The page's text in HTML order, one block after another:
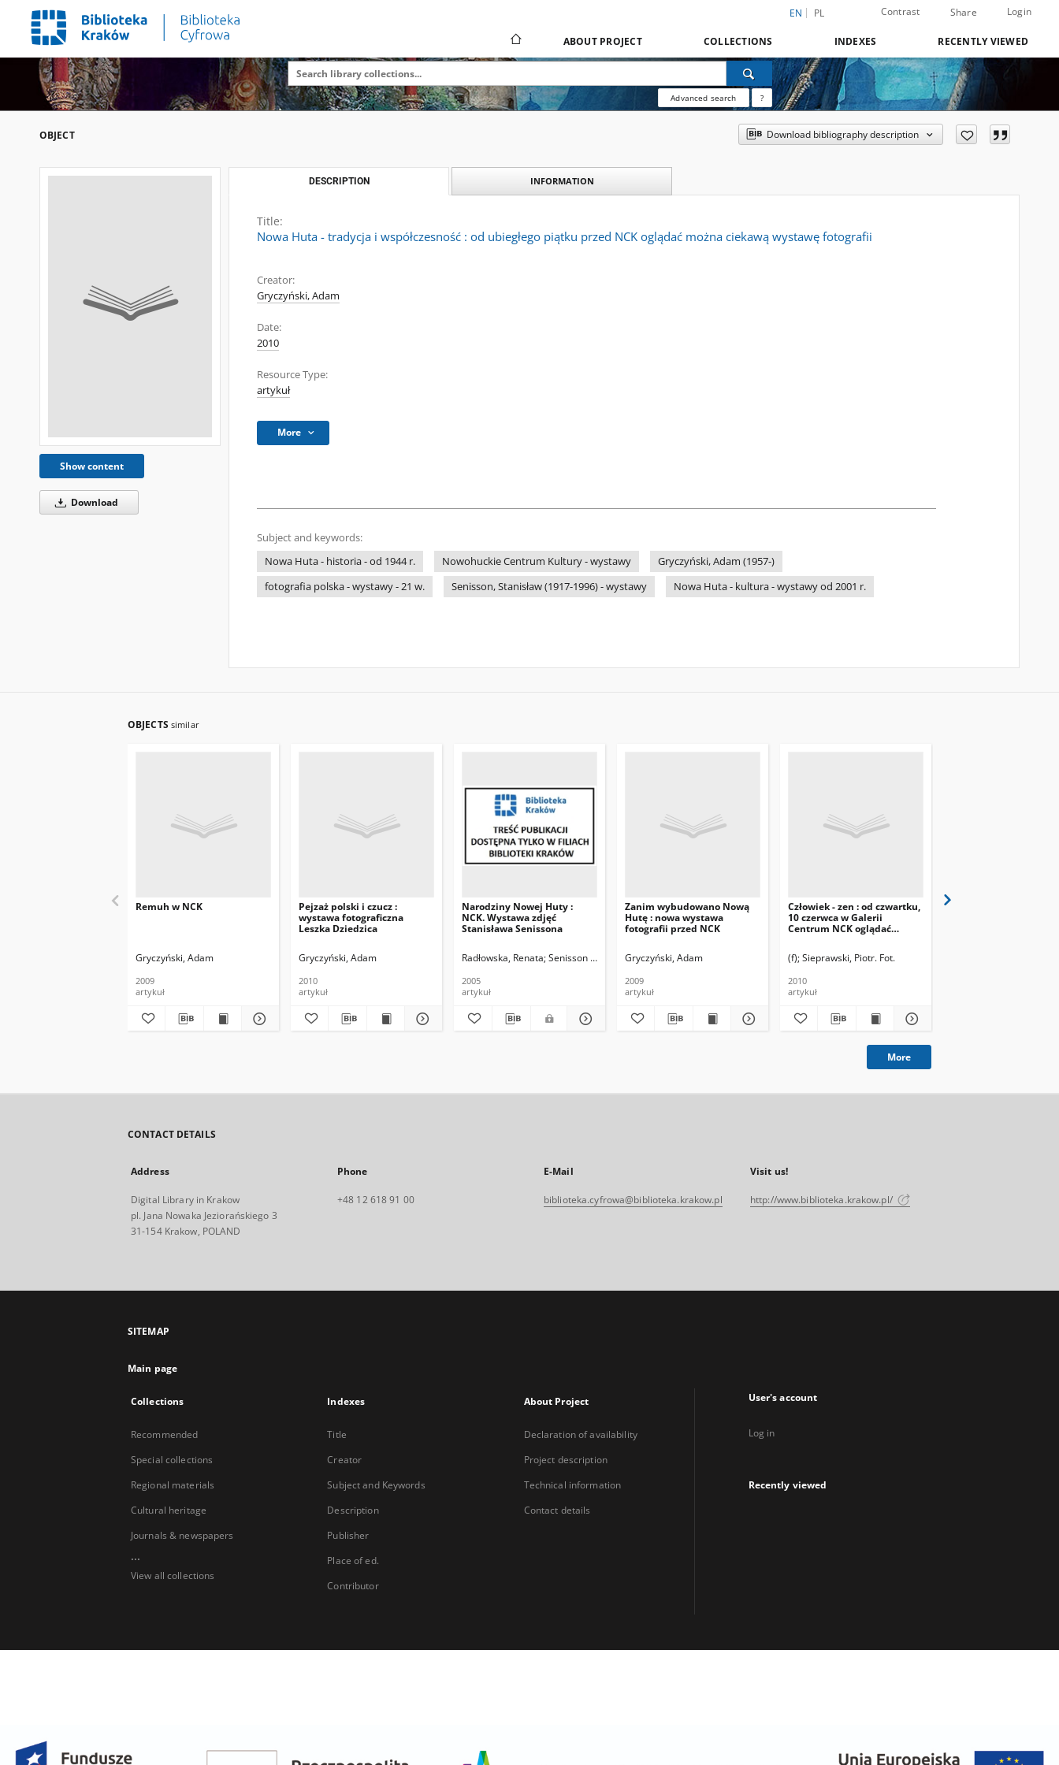
EN PL Contrast Share Login
ABOUT PROJECT COLLECTIONS INDEXES RECENTLY VIEWED
Advanced search ?
OBJECT Download bibliography description
Show content
Download
DESCRIPTION INFORMATION
Title:
Nowa Huta - tradycja i współczesność : od ubiegłego piątku przed NCK oglądać można ciekawą wystawę fotografii
Creator:
Gryczyński, Adam
Date:
2010
Resource Type:
artykuł
More
Subject and keywords:
Nowa Huta - historia - od 1944 r.
Nowohuckie Centrum Kultury - wystawy
Gryczyński, Adam (1957-)
fotografia polska - wystawy - 21 w.
Senisson, Stanisław (1917-1996) - wystawy Nowa Huta - kultura - wystawy od 2001 r.
OBJECTS similar
Remuh w NCK
Gryczyński, Adam
2009
artykuł
Pejzaż polski i czucz :
wystawa fotograficzna
Leszka Dziedzica
Gryczyński, Adam
2010
artykuł
Narodziny Nowej Huty :
NCK. Wystawa zdjęć
Stanisława Senissona
Radłowska, Renata Senisson , Stanisław. Fot.
2005
artykuł
Zanim wybudowano Nową
Hutę : nowa wystawa
fotografii przed NCK
Gryczyński, Adam
2009
artykuł
Człowiek - zen : od czwartku,
10 czerwca w Galerii
Centrum NCK oglądać
Sieprawskiego
(f) Sieprawski, Piotr. Fot.
2010
artykuł
More
CONTACT DETAILS
Address
Digital Library in Krakow
pl. Jana Nowaka Jeziorańskiego 3
31-154 Krakow, POLAND
Phone
+48 12 618 91 00
E-Mail
biblioteka.cyfrowa@biblioteka.krakow.pl
Visit us!
http://www.biblioteka.krakow.pl/
SITEMAP
Main page
Collections
Recommended
Special collections
Regional materials
Cultural heritage
Journals & newspapers
...
View all collections
Indexes
Title
Creator
Subject and Keywords
Description
Publisher
Place of ed.
Contributor
About Project
Declaration of availability
Project description
Technical information
Contact details
User's account
Log in
Recently viewed